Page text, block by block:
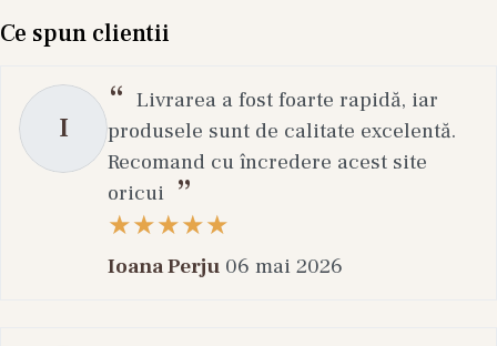
Ce spun clientii
I
Livrarea a fost foarte rapidă, iar
produsele sunt de calitate excelentă.
Recomand cu încredere acest site
oricui
Ioana Perju 06 mai 2026